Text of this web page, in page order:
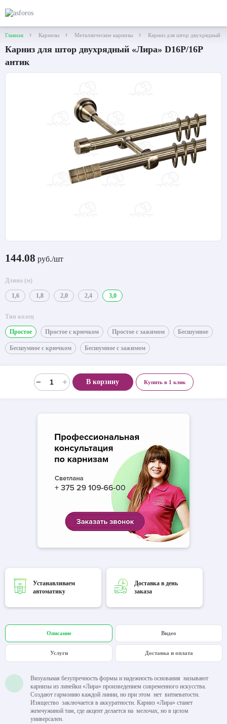
Главная Карнизы Металлические карнизы Карниз для штор двухрядный
Карниз для штор двухрядный «Лира» D16Р/16Р
антик
144.08 руб./шт
Длина (м)
1,6 1,8 2,0 2,4 3,0
Тип колец
Простое Простое с крючком Простое с зажимом Бесшумное
Бесшумное с крючком Бесшумное с зажимом
В корзину Купить в 1 клик
Устанавливаем
автоматику
Доставка в день
заказа
Описание Видео
Услуги Доставка и оплата
Визуальная безупречность формы и надежность основания называют
карнизы из линейки «Лира» произведением современного искусства.
Создают гармонию каждой линии, но при этом нет витиеватости.
Изящество заключается в аккуратности. Карниз «Лира» станет
жемчужиной там, где акцент делается на мелочах, но в целом
универсален.